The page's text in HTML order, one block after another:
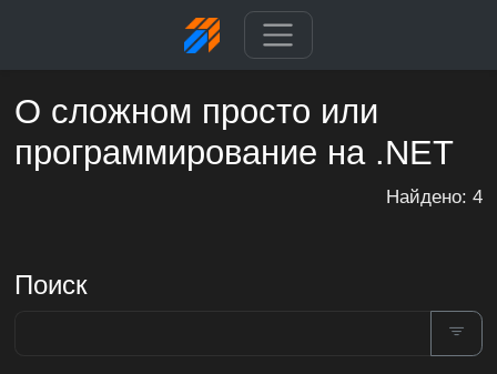
О сложном просто или
программирование на .NET
Найдено: 4
Поиск